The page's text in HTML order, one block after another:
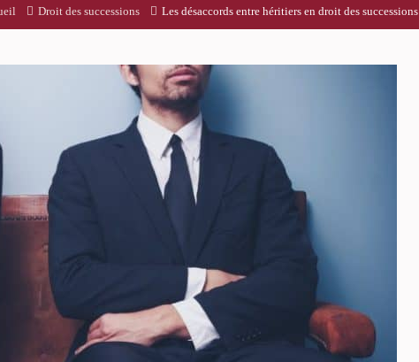
Droit des successions Les désaccords entre héritiers en droit des successions